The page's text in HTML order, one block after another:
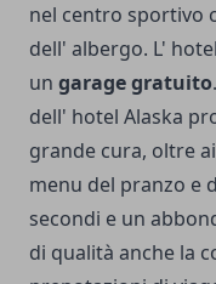
nel centro sportivo
dell' albergo. L'
un garage gratuito
dell' hotel Alaska
grande cura, oltre
menu del pranzo e
secondi e un
di qualità anche la